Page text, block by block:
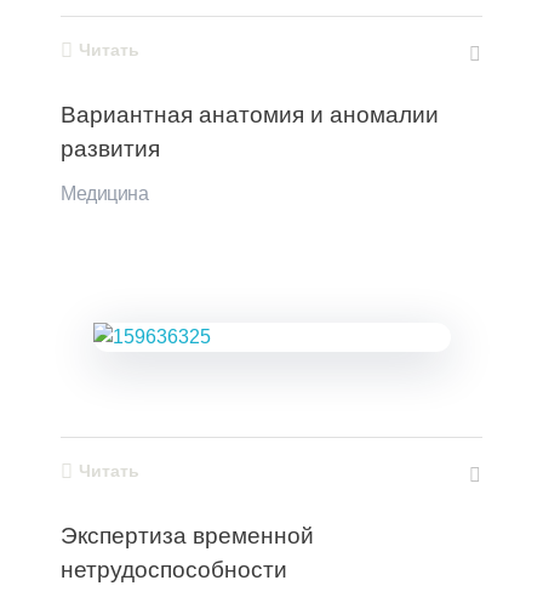
Вариантная анатомия и аномалии
развития
Медицина
Читать
Экспертиза временной
нетрудоспособности
Читать